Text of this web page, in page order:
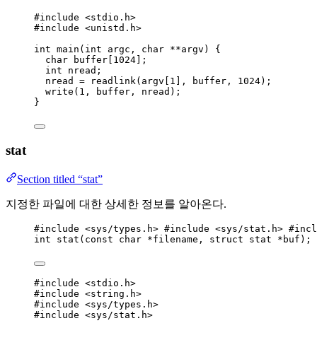
#include <stdio.h>
#include <unistd.h>
int main ( int argc , char **argv ) {
char
buffer 1024 ];
int nread;
nread = readlink( argv 1 ], buffer, 1024) ;
write( 1 , buffer, nread) ;
}
stat
Section titled “stat”
지정한 파일에 대한 상세한 정보를 알아온다.
#include <sys/types.h> #include <sys/stat.h>
int
stat ( const char *filename , struct stat * buf );
#include <stdio.h>
#include <string.h>
#include <sys/types.h>
#include <sys/stat.h>